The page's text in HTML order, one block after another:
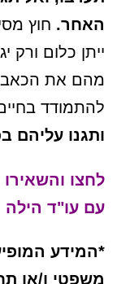
האחר. חוץ
ייתן כלום ורק
מהם את
להתמודד
ותגנו עליהם
לחצו
עם עו"ד הילה
*המידע
משפטי ו/או